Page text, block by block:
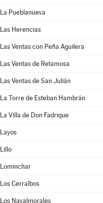
La Pueblanueva
Las Herencias
Las Ventas con Peña Aguilera
Las Ventas de Retamosa
Las Ventas de San Julián
La Torre de Esteban Hambrán
La Villa de Don Fadrique
Layos
Lillo
Lominchar
Los Cerralbos
Los Navalmorales